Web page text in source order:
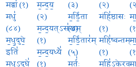
मद्वा॑ (१)
मधु॑
(८४)
म॒धु॒दुघे॒
इति॑
म॒धु॒ऽदुघे॑
म॒न्द॒य॒
(२)
म॒न्द॒यत्ऽस॑खम्
(१)
म॒न्द॒यध्यै॑
(१)
(३)
म॒र्डि॒ता
(४)
म॒र्डि॒तार॑म्
(५)
मर्तः॑
(२)
मंहि॑ष्ठासः
(१)
महि॑ष्वन्तम्
(१)
महि॑ऽकेरवः